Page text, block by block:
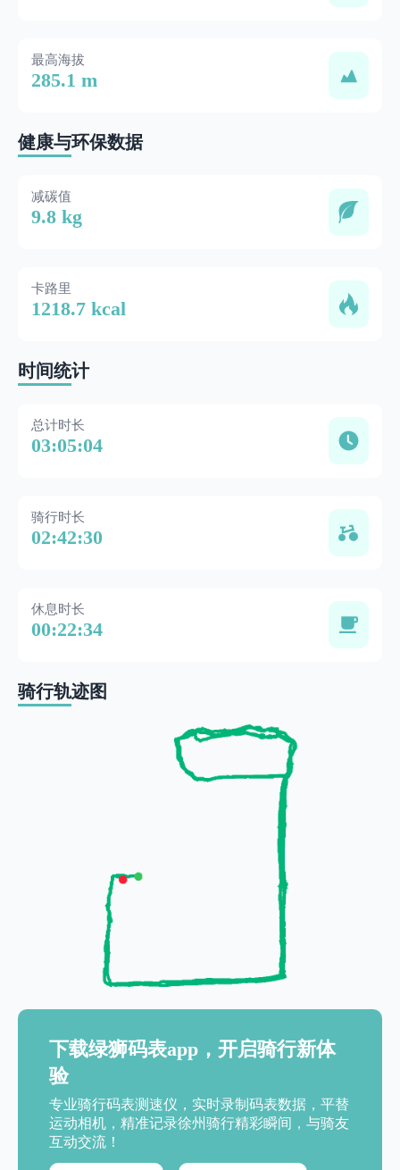
最高海拔
285.1 m
健康与环保数据
减碳值
9.8 kg
卡路里
1218.7 kcal
时间统计
总计时长
03:05:04
骑行时长
02:42:30
休息时长
00:22:34
骑行轨迹图
下载绿狮码表app，开启骑行新体
验
专业骑行码表测速仪，实时录制码表数据，平替
运动相机，精准记录徐州骑行精彩瞬间，与骑友
互动交流！